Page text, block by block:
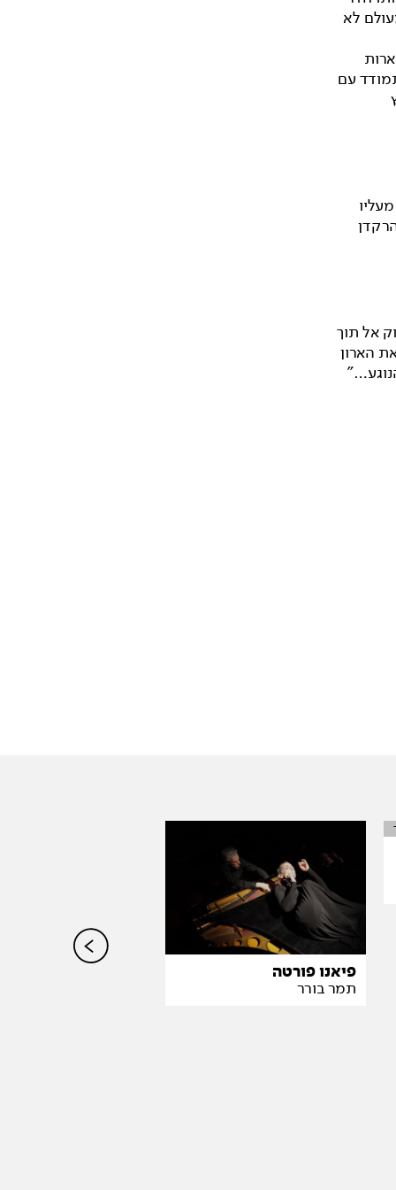
לא
עם
אל תוך
הארון
פיאנו פורטה
תמר בורר
משהו אינטימי
עידן שרעבי